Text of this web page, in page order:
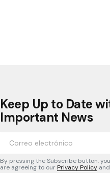
Keep Up to Date
Important News
By pressing the Subscribe button,
are agreeing to ourPrivacy Policy and